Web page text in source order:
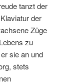
tanzt der
der
Züge
zu
sie an und
stets